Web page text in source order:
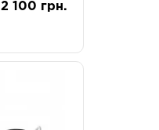
2 100 грн.